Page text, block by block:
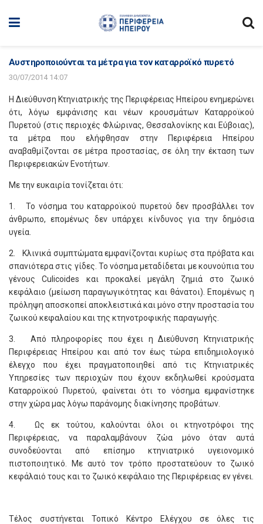
Αυστηροποιούνται τα μέτρα για τον καταρροϊκό πυρετό
30/07/2014 14:07
Η Διεύθυνση Κτηνιατρικής της Περιφέρειας Ηπείρου ενημερώνει
ότι, λόγω εμφάνισης και νέων κρουσμάτων Καταρροϊκού
Πυρετού (στις περιοχές Φλώρινας, Θεσσαλονίκης και Εύβοιας),
τα μέτρα που ελήφθησαν στην Περιφέρεια Ηπείρου
αναβαθμίζονται σε μέτρα προστασίας, σε όλη την έκταση των
Περιφερειακών Ενοτήτων.
Με την ευκαιρία τονίζεται ότι:
1. Το νόσημα του καταρροϊκού πυρετού δεν προσβάλλει τον
άνθρωπο, επομένως δεν υπάρχει κίνδυνος για την δημόσια
υγεία.
2. Κλινικά συμπτώματα εμφανίζονται κυρίως στα πρόβατα και
σπανιότερα στις γίδες. Το νόσημα μεταδίδεται με κουνούπια του
γένους Culicoides και προκαλεί μεγάλη ζημιά στο ζωικό
κεφάλαιο (μείωση παραγωγικότητας και θάνατοι). Επομένως η
πρόληψη αποσκοπεί αποκλειστικά και μόνο στην προστασία του
ζωικού κεφαλαίου και της κτηνοτροφικής παραγωγής.
3. Από πληροφορίες που έχει η Διεύθυνση Κτηνιατρικής
Περιφέρειας Ηπείρου και από τον έως τώρα επιδημιολογικό
έλεγχο που έχει πραγματοποιηθεί από τις Κτηνιατρικές
Υπηρεσίες των περιοχών που έχουν εκδηλωθεί κρούσματα
Καταρροϊκού Πυρετού, φαίνεται ότι το νόσημα εμφανίστηκε
στην χώρα μας λόγω παράνομης διακίνησης προβάτων.
4. Ως εκ τούτου, καλούνται όλοι οι κτηνοτρόφοι της
Περιφέρειας, να παραλαμβάνουν ζώα μόνο όταν αυτά
συνοδεύονται από επίσημο κτηνιατρικό υγειονομικό
πιστοποιητικό. Με αυτό τον τρόπο προστατεύουν το ζωικό
κεφάλαιό τους και το ζωικό κεφάλαιο της Περιφέρειας εν γένει.
Τέλος συστήνεται Τοπικό Κέντρο Ελέγχου σε όλες τις